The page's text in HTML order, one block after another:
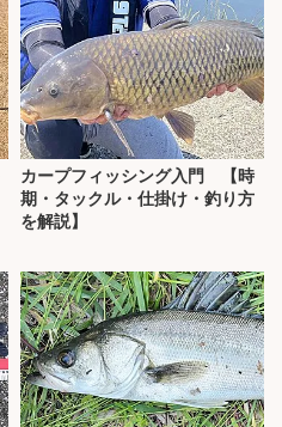
カープフィッシング入門 【時
期・タックル・仕掛け・釣り方
を解説】